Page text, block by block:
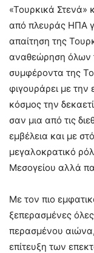
«Τουρκικά Στενά»
από πλευράς ΗΠΑ
απαίτηση της
αναθεώρηση όλων
συμφέροντα της
φιγουράρει με την
κόσμος την
σαν μια από τις
εμβέλεια και με
μεγαλοκρατικό
Μεσογείου αλλά
Με τον πιο
ξεπερασμένες όλες
περασμένου αιώνα,
επίτευξη των